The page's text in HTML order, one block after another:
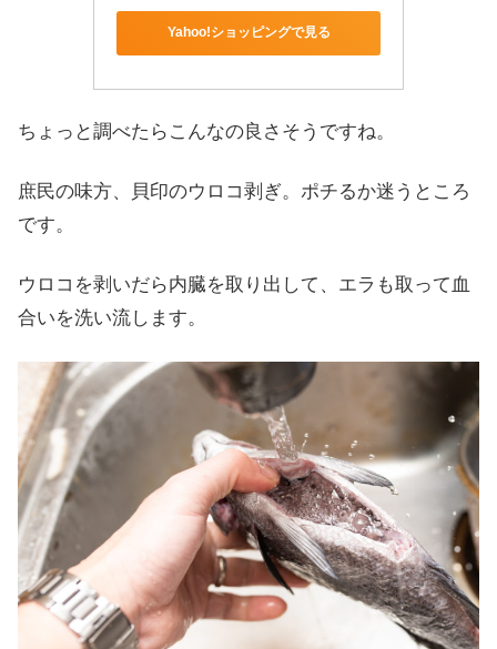
Yahoo!ショッピングで見る
ちょっと調べたらこんなの良さそうですね。
庶民の味方、貝印のウロコ剥ぎ。ポチるか迷うところ
です。
ウロコを剥いだら内臓を取り出して、エラも取って血
合いを洗い流します。